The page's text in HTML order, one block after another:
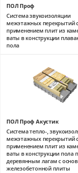
ПОЛ Проф
Система звукоизоляции
межэтажных перекрытий с
применением плит из
ваты в конструкции
пола
ПОЛ Проф Акустик
Система тепло-,
межэтажных перекрытий с
применением плит из
ваты в конструкции пола
деревянным лагам с
железобетонной плиты